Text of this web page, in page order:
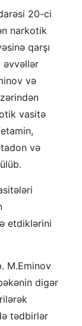
20-ci
narkotik
qarşı
əvvəllər
və
vasitə
və
etdiklərini
M.Eminov
digər
tədbirlər